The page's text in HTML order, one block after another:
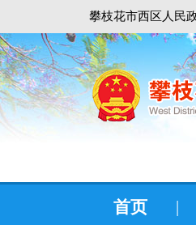
攀枝花市西区人民
首页 |